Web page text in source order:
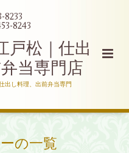
8233
8243
戸松｜仕出
当専門店
出し料理、出前弁当専門
の一覧